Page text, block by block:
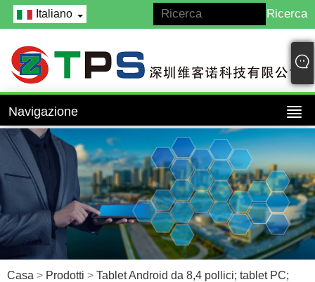
Italiano
Navigazione
Casa > Prodotti > Tablet Android da 8,4 pollici; tablet PC;